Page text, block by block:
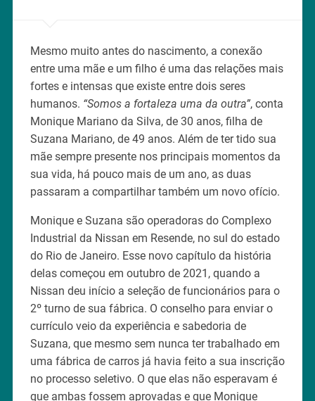
Mesmo muito antes do nascimento, a conexão
entre uma mãe e um filho é uma das relações mais
fortes e intensas que existe entre dois seres
humanos. “Somos a fortaleza uma da outra”, conta
Monique Mariano da Silva, de 30 anos, filha de
Suzana Mariano, de 49 anos. Além de ter tido sua
mãe sempre presente nos principais momentos da
sua vida, há pouco mais de um ano, as duas
passaram a compartilhar também um novo ofício.
Monique e Suzana são operadoras do Complexo
Industrial da Nissan em Resende, no sul do estado
do Rio de Janeiro. Esse novo capítulo da história
delas começou em outubro de 2021, quando a
Nissan deu início a seleção de funcionários para o
2º turno de sua fábrica. O conselho para enviar o
currículo veio da experiência e sabedoria de
Suzana, que mesmo sem nunca ter trabalhado em
uma fábrica de carros já havia feito a sua inscrição
no processo seletivo. O que elas não esperavam é
que ambas fossem aprovadas e que Monique